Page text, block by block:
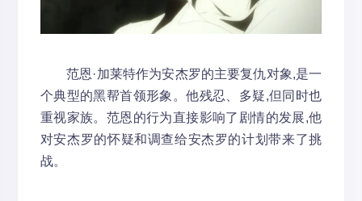
范恩·加莱特作为安杰罗的主要复仇对象,是一
个典型的黑帮首领形象。他残忍、多疑,但同时也
重视家族。范恩的行为直接影响了剧情的发展,他
对安杰罗的怀疑和调查给安杰罗的计划带来了挑
战。